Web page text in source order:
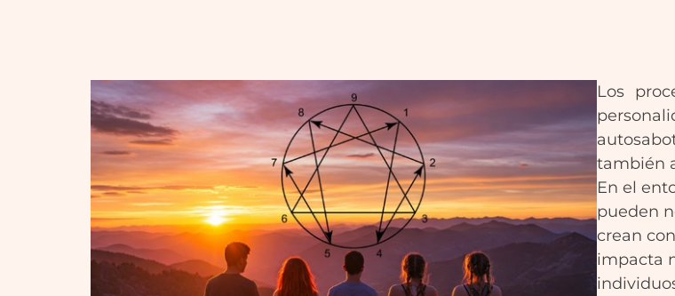
Los
también
En el
pueden
crean
impacta